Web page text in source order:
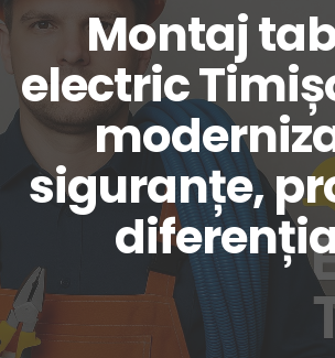
Montaj
electric
siguranțe,